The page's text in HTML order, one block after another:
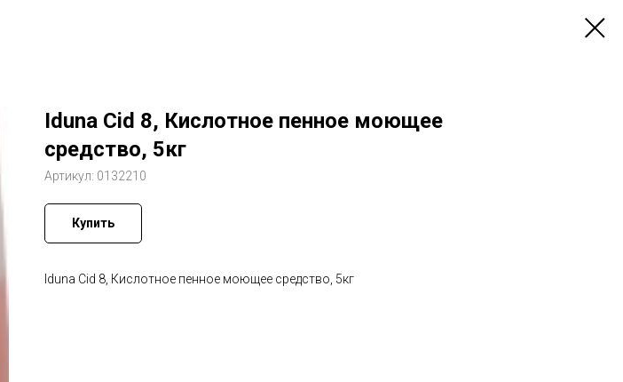
Iduna Cid 8, Кислотное пенное моющее
средство, 5кг
Артикул: 0132210
Купить
Iduna Cid 8, Кислотное пенное моющее средство, 5кг